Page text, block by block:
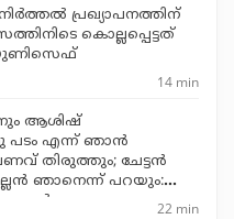
പ്രഖ്യാപനത്തിന്
കൊല്ലപ്പെട്ടത്
യുണിസെഫ്
14 min
ആശിഷ്
പടം എന്ന് ഞാന്‍
തിരുത്തും; ചേട്ടന്‍
ഞാനെന്ന് പറയും:
22 min